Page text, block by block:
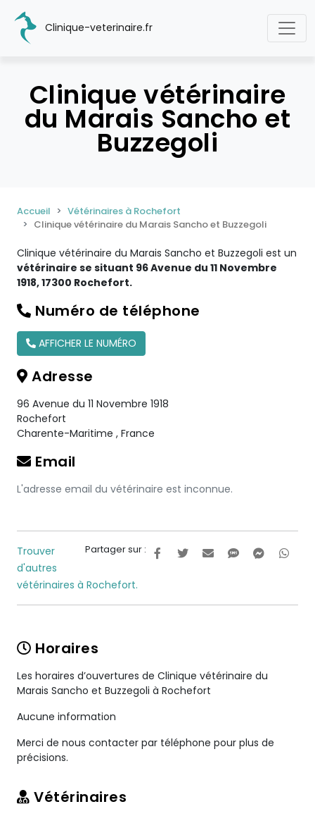
Clinique-veterinaire.fr
Clinique vétérinaire
du Marais Sancho et
Buzzegoli
Accueil
Vétérinaires à Rochefort
Clinique vétérinaire du Marais Sancho et Buzzegoli
Clinique vétérinaire du Marais Sancho et Buzzegoli est un
vétérinaire se situant 96 Avenue du 11 Novembre
1918, 17300 Rochefort.
Numéro de téléphone
AFFICHER LE NUMÉRO
Adresse
96 Avenue du 11 Novembre 1918
Rochefort
Charente-Maritime , France
Email
L'adresse email du vétérinaire est inconnue.
Partager sur :
Trouver
d'autres
vétérinaires à Rochefort.
Horaires
Les horaires d’ouvertures de Clinique vétérinaire du
Marais Sancho et Buzzegoli à Rochefort
Aucune information
Merci de nous contacter par téléphone pour plus de
précisions.
Vétérinaires